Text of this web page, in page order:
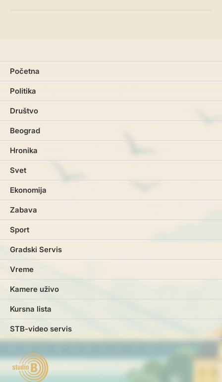
Početna
Politika
Društvo
Beograd
Hronika
Svet
Ekonomija
Zabava
Sport
Gradski Servis
Vreme
Kamere uživo
Kursna lista
STB-video servis